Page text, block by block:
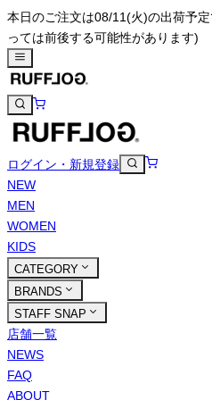
本日のご注文は08/11(火)の出荷予定
っては前後する可能性があります)
ログイン・新規登録
NEW
MEN
WOMEN
KIDS
CATEGORY
BRANDS
STAFF SNAP
店舗一覧
NEWS
FAQ
ABOUT